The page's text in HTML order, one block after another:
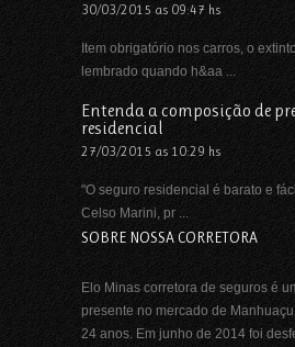
30/03/2015 as 09:47 hs
Item obrigatório nos carros, o
lembrado quando h&aa ...
Entenda a composição de
residencial
27/03/2015 as 10:29 hs
"O seguro residencial é barato e
Celso Marini, pr ...
SOBRE NOSSA CORRETORA
Elo Minas corretora de seguros é
presente no mercado de
24 anos. Em junho de 2014 foi